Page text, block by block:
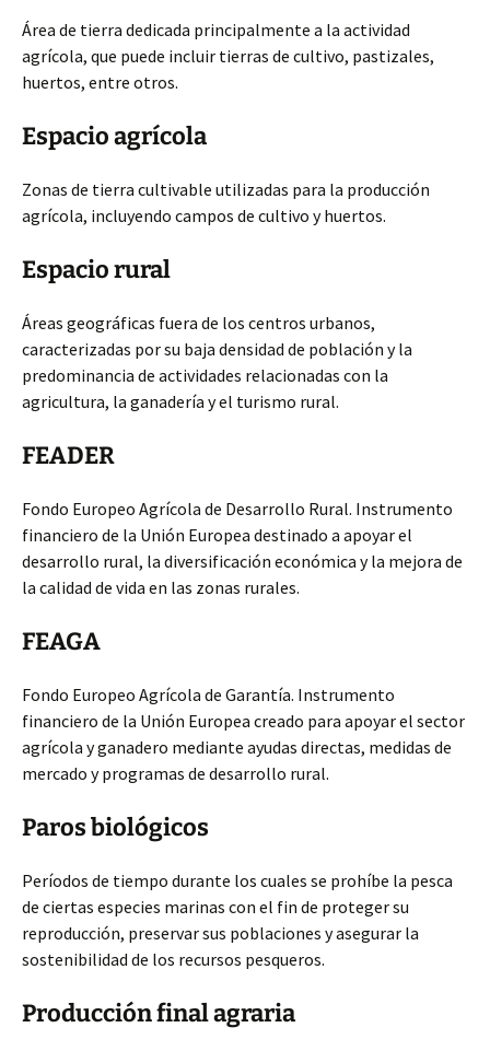
Área de tierra dedicada principalmente a la actividad
agrícola, que puede incluir tierras de cultivo, pastizales,
huertos, entre otros.
Espacio agrícola
Zonas de tierra cultivable utilizadas para la producción
agrícola, incluyendo campos de cultivo y huertos.
Espacio rural
Áreas geográficas fuera de los centros urbanos,
caracterizadas por su baja densidad de población y la
predominancia de actividades relacionadas con la
agricultura, la ganadería y el turismo rural.
FEADER
Fondo Europeo Agrícola de Desarrollo Rural. Instrumento
financiero de la Unión Europea destinado a apoyar el
desarrollo rural, la diversificación económica y la mejora de
la calidad de vida en las zonas rurales.
FEAGA
Fondo Europeo Agrícola de Garantía. Instrumento
financiero de la Unión Europea creado para apoyar el sector
agrícola y ganadero mediante ayudas directas, medidas de
mercado y programas de desarrollo rural.
Paros biológicos
Períodos de tiempo durante los cuales se prohíbe la pesca
de ciertas especies marinas con el fin de proteger su
reproducción, preservar sus poblaciones y asegurar la
sostenibilidad de los recursos pesqueros.
Producción final agraria